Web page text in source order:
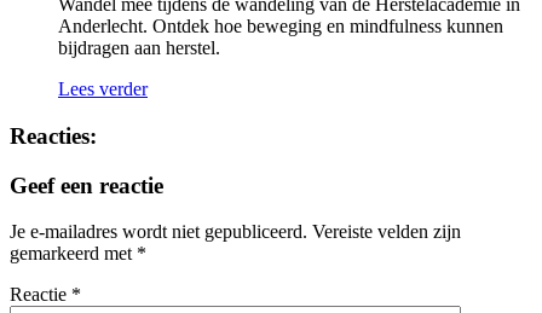
Wandel mee tijdens de wandeling van de Herstelacademie in
Anderlecht. Ontdek hoe beweging en mindfulness kunnen
bijdragen aan herstel.
Lees verder
Reacties:
Geef een reactie
Je e-mailadres wordt niet gepubliceerd. Vereiste velden zijn
gemarkeerd met *
Reactie *